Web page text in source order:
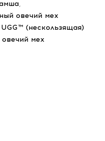
,
овечий мех
(нескользящая)
мех